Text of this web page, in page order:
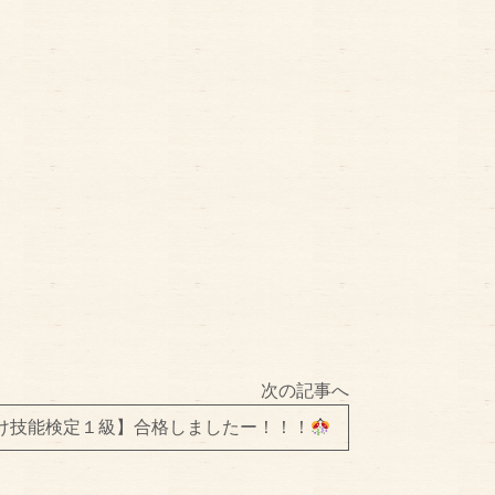
次の記事へ
技能検定１級】合格しましたー！！！